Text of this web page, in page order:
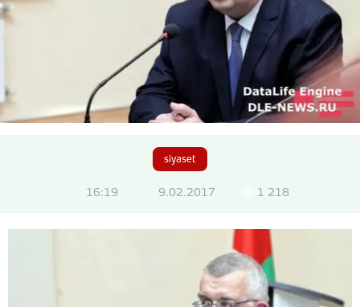
siyaset
16:19 9.02.2017 1 218